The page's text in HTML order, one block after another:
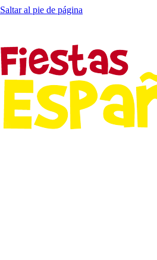
Saltar al pie de página